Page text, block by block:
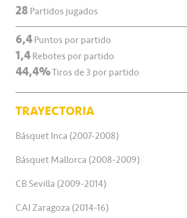
28 Partidos jugados
6,4Puntos por partido
1,4Rebotes por partido
44,4%Tiros de 3 por partido
TRAYECTORIA
Básquet Inca (2007-2008)
Básquet Mallorca (2008-2009)
CB Sevilla (2009-2014)
CAI Zaragoza (2014-16)